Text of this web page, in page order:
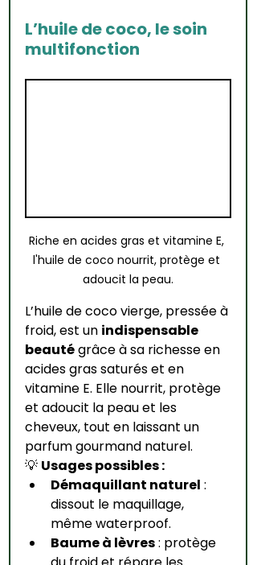
L’huile de coco, le soin
multifonction
Riche en acides gras et vitamine E,
l'huile de coco nourrit, protège et
adoucit la peau.
L’huile de coco vierge, pressée à
froid, est un indispensable
beauté grâce à sa richesse en
acides gras saturés et en
vitamine E. Elle nourrit, protège
et adoucit la peau et les
cheveux, tout en laissant un
parfum gourmand naturel.
💡 Usages possibles :
Démaquillant naturel :
dissout le maquillage,
même waterproof.
Baume à lèvres : protège